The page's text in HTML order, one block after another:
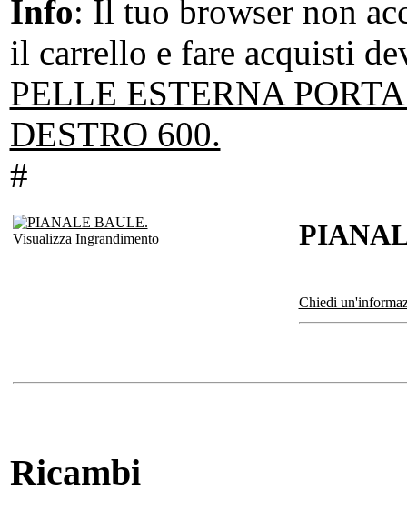
Info: Il tuo browser non
il carrello e fare acquisti
PELLE ESTERNA
DESTRO 600.
#
Visualizza Ingrandimento
Chiedi
Ricambi